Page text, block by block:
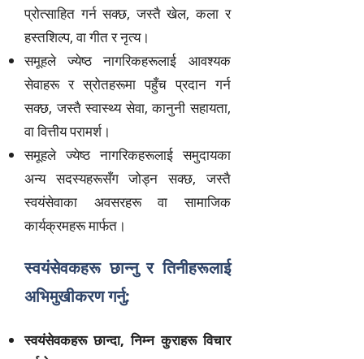
प्रोत्साहित गर्न सक्छ, जस्तै खेल, कला र
हस्तशिल्प, वा गीत र नृत्य।
समूहले ज्येष्ठ नागरिकहरूलाई आवश्यक
सेवाहरू र स्रोतहरूमा पहुँच प्रदान गर्न
सक्छ, जस्तै स्वास्थ्य सेवा, कानुनी सहायता,
वा वित्तीय परामर्श।
समूहले ज्येष्ठ नागरिकहरूलाई समुदायका
अन्य सदस्यहरूसँग जोड्न सक्छ, जस्तै
स्वयंसेवाका अवसरहरू वा सामाजिक
कार्यक्रमहरू मार्फत।
स्वयंसेवकहरू छान्नु र तिनीहरूलाई
अभिमुखीकरण गर्नु:
स्वयंसेवकहरू छान्दा, निम्न कुराहरू विचार